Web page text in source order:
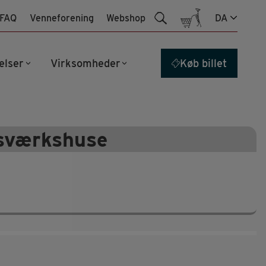
FAQ Venneforening Webshop DA
Virksomheder Køb billet